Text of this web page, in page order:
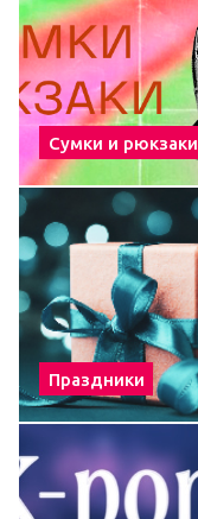
Сумки и рюкзаки
Праздники